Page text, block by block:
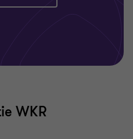
WKR